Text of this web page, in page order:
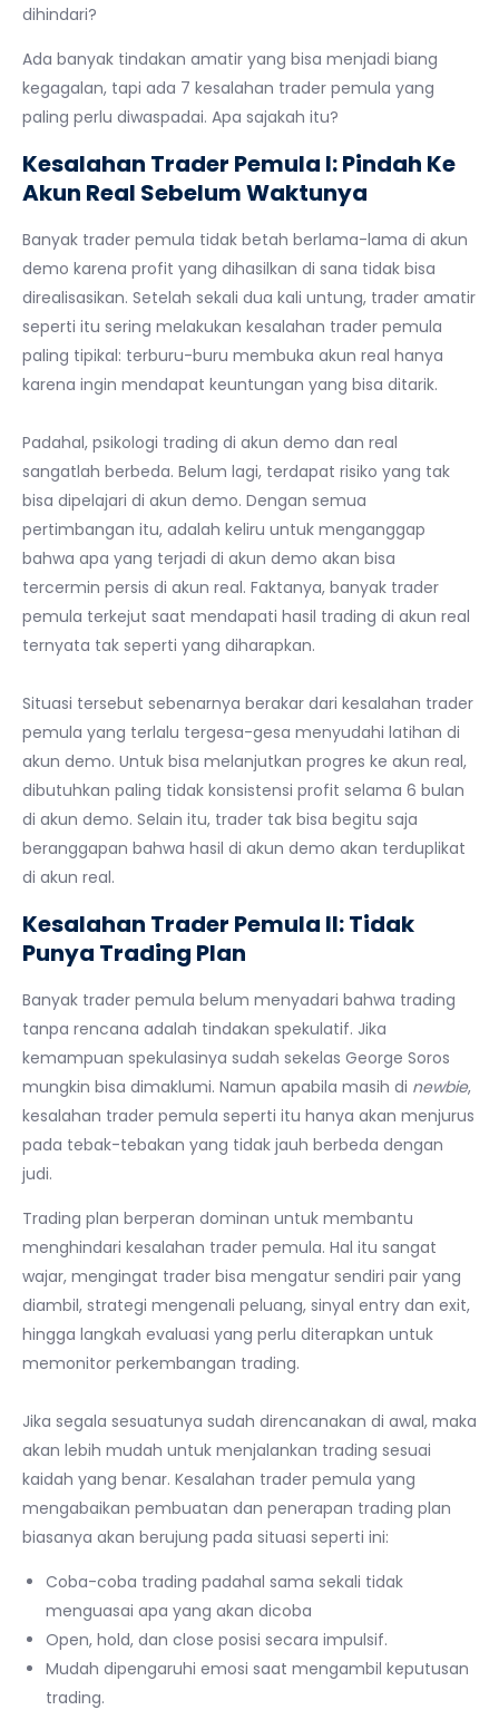
dihindari?
Ada banyak tindakan amatir yang bisa menjadi biang
kegagalan, tapi ada 7 kesalahan trader pemula yang
paling perlu diwaspadai. Apa sajakah itu?
Kesalahan Trader Pemula I: Pindah Ke
Akun Real Sebelum Waktunya
Banyak trader pemula tidak betah berlama-lama di akun
demo karena profit yang dihasilkan di sana tidak bisa
direalisasikan. Setelah sekali dua kali untung, trader amatir
seperti itu sering melakukan kesalahan trader pemula
paling tipikal: terburu-buru membuka akun real hanya
karena ingin mendapat keuntungan yang bisa ditarik.
Padahal, psikologi trading di akun demo dan real
sangatlah berbeda. Belum lagi, terdapat risiko yang tak
bisa dipelajari di akun demo. Dengan semua
pertimbangan itu, adalah keliru untuk menganggap
bahwa apa yang terjadi di akun demo akan bisa
tercermin persis di akun real. Faktanya, banyak trader
pemula terkejut saat mendapati hasil trading di akun real
ternyata tak seperti yang diharapkan.
Situasi tersebut sebenarnya berakar dari kesalahan trader
pemula yang terlalu tergesa-gesa menyudahi latihan di
akun demo. Untuk bisa melanjutkan progres ke akun real,
dibutuhkan paling tidak konsistensi profit selama 6 bulan
di akun demo. Selain itu, trader tak bisa begitu saja
beranggapan bahwa hasil di akun demo akan terduplikat
di akun real.
Kesalahan Trader Pemula II: Tidak
Punya Trading Plan
Banyak trader pemula belum menyadari bahwa trading
tanpa rencana adalah tindakan spekulatif. Jika
kemampuan spekulasinya sudah sekelas George Soros
mungkin bisa dimaklumi. Namun apabila masih di newbie,
kesalahan trader pemula seperti itu hanya akan menjurus
pada tebak-tebakan yang tidak jauh berbeda dengan
judi.
Trading plan berperan dominan untuk membantu
menghindari kesalahan trader pemula. Hal itu sangat
wajar, mengingat trader bisa mengatur sendiri pair yang
diambil, strategi mengenali peluang, sinyal entry dan exit,
hingga langkah evaluasi yang perlu diterapkan untuk
memonitor perkembangan trading.
Jika segala sesuatunya sudah direncanakan di awal, maka
akan lebih mudah untuk menjalankan trading sesuai
kaidah yang benar. Kesalahan trader pemula yang
mengabaikan pembuatan dan penerapan trading plan
biasanya akan berujung pada situasi seperti ini:
Coba-coba trading padahal sama sekali tidak
menguasai apa yang akan dicoba
Open, hold, dan close posisi secara impulsif.
Mudah dipengaruhi emosi saat mengambil keputusan
trading.